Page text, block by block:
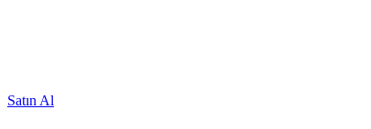
Satın Al